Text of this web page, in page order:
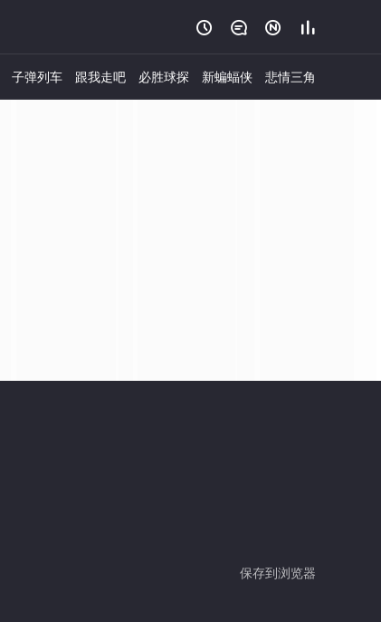
   
子弹列车 跟我走吧 必胜球探 新蝙蝠侠 悲情三角
保存到浏览器